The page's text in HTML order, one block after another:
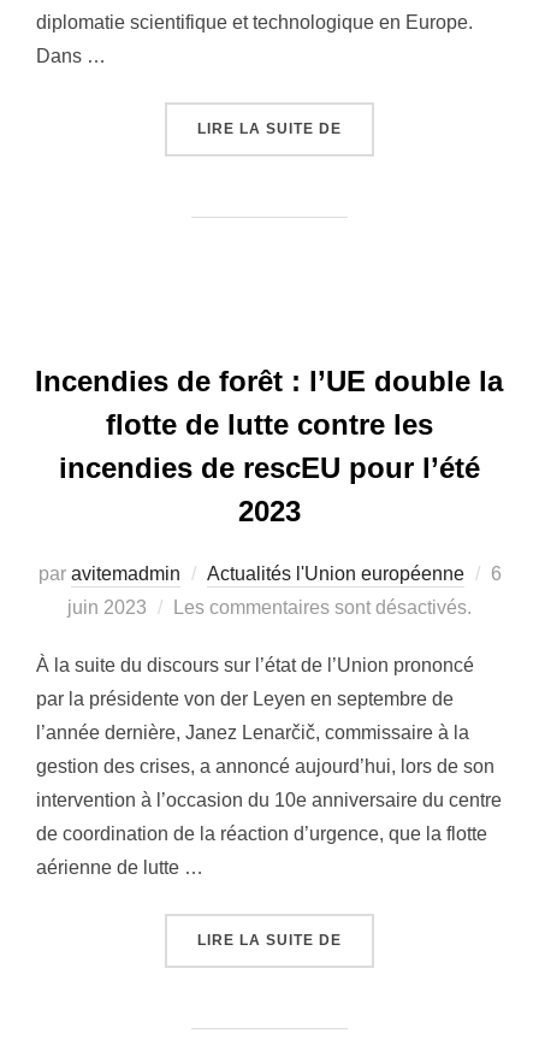
diplomatie scientifique et technologique en Europe.
Dans …
LIRE LA SUITE DE
Incendies de forêt : l’UE double la
flotte de lutte contre les
incendies de rescEU pour l’été
2023
par avitemadmin Actualités l'Union européenne
6
juin 2023
Les commentaires sont désactivés.
À la suite du discours sur l’état de l’Union prononcé
par la présidente von der Leyen en septembre de
l’année dernière, Janez Lenarčič, commissaire à la
gestion des crises, a annoncé aujourd’hui, lors de son
intervention à l’occasion du 10e anniversaire du centre
de coordination de la réaction d’urgence, que la flotte
aérienne de lutte …
LIRE LA SUITE DE